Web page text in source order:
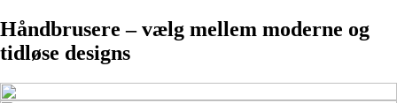
Håndbrusere – vælg mellem moderne og
tidløse designs